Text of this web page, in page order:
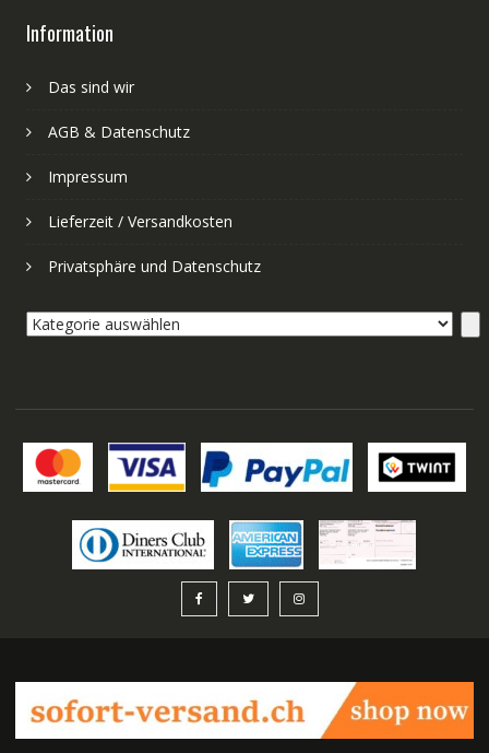
Information
Das sind wir
AGB & Datenschutz
Impressum
Lieferzeit / Versandkosten
Privatsphäre und Datenschutz
Kategorie